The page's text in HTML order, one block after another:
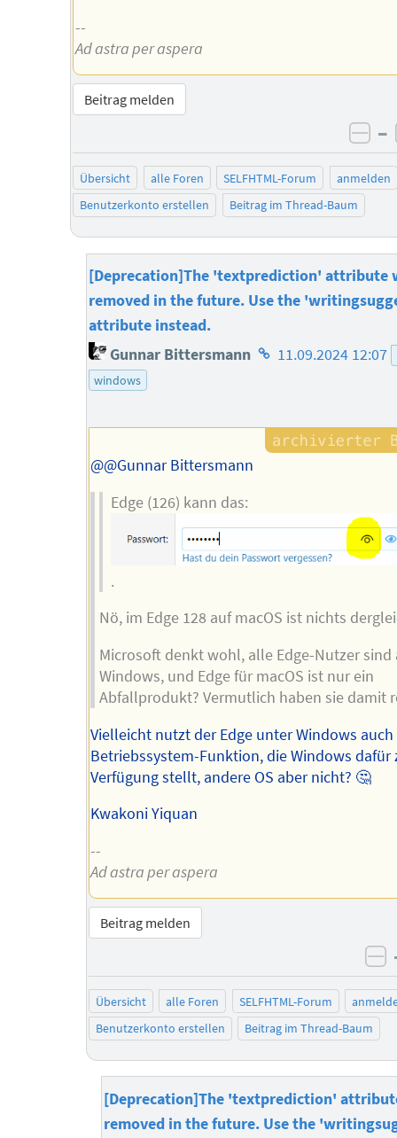
--
Ad astra per aspera
Beitrag melden
–
Übersicht alle Foren SELFHTML-Forum
anmelden
Benutzerkonto erstellen
Beitrag im Thread-Baum
[Deprecation]The 'textprediction' attribute
removed in the future. Use the
attribute instead.
Gunnar Bittersmann Homepage
11.09.2024 12:07
windows
@@Gunnar Bittersmann
Edge (126) kann das:
.
Nö, im Edge 128 auf macOS ist nichts
Microsoft denkt wohl, alle Edge-Nutzer sind
Windows, und Edge für macOS ist nur ein
Abfallprodukt? Vermutlich haben sie damit
Vielleicht nutzt der Edge unter Windows auch
Betriebssystem-Funktion, die Windows dafür
Verfügung stellt, andere OS aber nicht? 🤔
Kwakoni Yiquan
--
Ad astra per aspera
Beitrag melden
Übersicht alle Foren SELFHTML-Forum
Benutzerkonto erstellen
Beitrag im Thread-Baum
[Deprecation]The 'textprediction'
removed in the future. Use the